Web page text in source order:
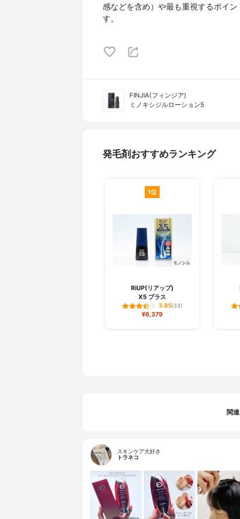
感などを含め）や最も重視するポイ
す。
FINJIA(フィンジア)
ミノキシジルローション5
発毛剤おすすめランキング
1位
RiUP(リアップ)
X5 プラス
3.85(33)
¥6,379
関
スキンケア大好き
トラネコ